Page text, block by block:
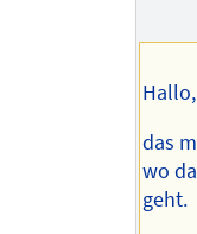
Hallo,
das
wo
geht.